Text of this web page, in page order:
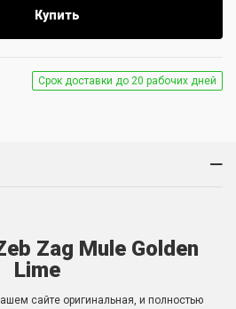
Купить
Срок доставки до 20 рабочих дней
Zag Mule Golden
Lime
сайте оригинальная, и полностью